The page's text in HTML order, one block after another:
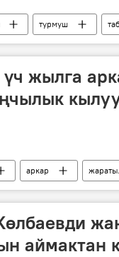
турмуш
жылга
аркар
аймактан